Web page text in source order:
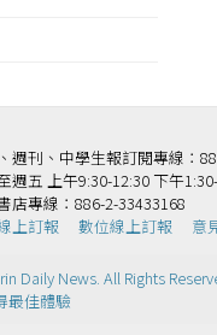
週刊、中學生報訂閱專線：
週五 上午9:30-12:30 下午
店專線：886-2-33433168
上訂報
數位線上訂報 意
Daily News. All Rights
最佳體驗